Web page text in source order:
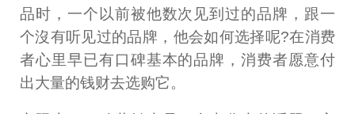
品时，一个以前被他数次见到过的品牌，跟一
个沒有听见过的品牌，他会如何选择呢?在消费
者心里早已有口碑基本的品牌，消费者愿意付
出大量的钱财去选购它。